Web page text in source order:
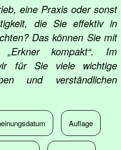
eine Praxis oder sonst
die Sie effektiv in
Das können Sie mit
kompakt“. Im
für Sie viele wichtige
und verständlichen
Auflage